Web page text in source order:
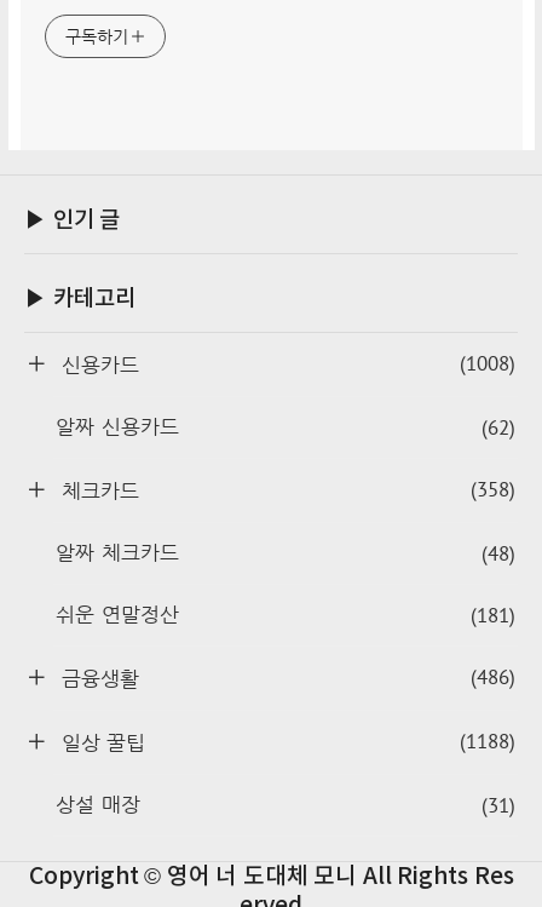
구독하기
▶ 인기 글
▶ 카테고리
신용카드 (1008)
알짜 신용카드 (62)
체크카드 (358)
알짜 체크카드 (48)
쉬운 연말정산 (181)
금융생활 (486)
일상 꿀팁 (1188)
상설 매장 (31)
Copyright © 영어 너 도대체 모니 All Rights Res